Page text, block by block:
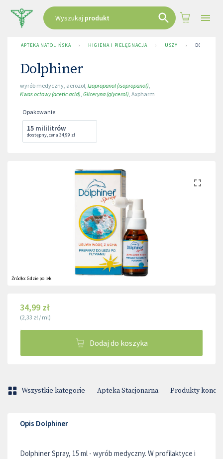
Wyszukaj produkt
APTEKA NATOLIŃSKA › HIGIENA I PIELĘGNACJA › USZY ›
Dolphiner
wyrób medyczny, aerozol, Izopropanol (isopropanol),
Kwas octowy (acetic acid), Gliceryna (glycerol), Axpharm
Opakowanie:
15 mililitrów
dostępny,cena 34,99 zł
Źródło:Gdzie po lek
34,99 zł
(2,33 zł / ml)
Dodaj do koszyka
Wszystkie kategorie Apteka Stacjonarna Produkty
Opis Dolphiner
Dolphiner Spray, 15 ml - wyrób medyczny. W profilaktyce i